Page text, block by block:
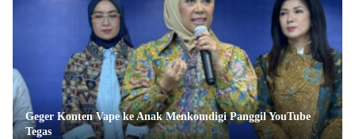
Geger Konten Vape ke Anak Menkomdigi Panggil YouTube
Tegas